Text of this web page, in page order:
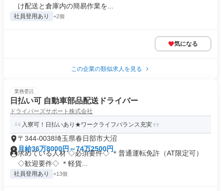
け配送と倉庫内の簡易作業を...
社員登用あり +2個
気になる
この企業の類似求人を見る
業務委託
日払い可 自動車部品配送ドライバー
ドライバーズサポート株式会社
入寮可！日払いあり★ワークライフバランス充実
〒344-0038埼玉県春日部市大沼
月給36万8000円～74万2500円
求めている人材 ◇必須要件◇ ＊普通運転免許（AT限定可）
◇歓迎要件◇ ＊軽貨...
社員登用あり +13個